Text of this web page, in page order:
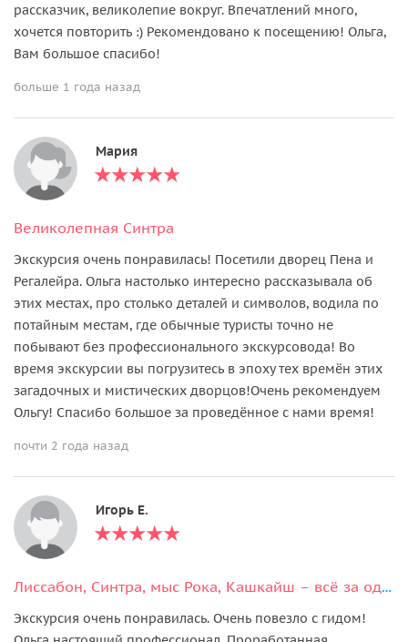
рассказчик, великолепие вокруг. Впечатлений много,
хочется повторить :) Рекомендовано к посещению! Ольга,
Вам большое спасибо!
больше 1 года назад
Мария
Великолепная Синтра
Экскурсия очень понравилась! Посетили дворец Пена и
Регалейра. Ольга настолько интересно рассказывала об
этих местах, про столько деталей и символов, водила по
потайным местам, где обычные туристы точно не
побывают без профессионального экскурсовода! Во
время экскурсии вы погрузитесь в эпоху тех времён этих
загадочных и мистических дворцов!Очень рекомендуем
Ольгу! Спасибо большое за проведённое с нами время!
почти 2 года назад
Игорь Е.
Лиссабон, Синтра, мыс Рока, Кашкайш – всё за один день
Экскурсия очень понравилась. Очень повезло с гидом!